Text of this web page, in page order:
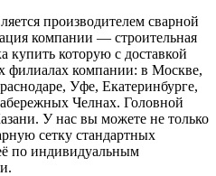
производителем сварной
компании — строительная
купить которую с доставкой
филиалах компании: в Москве,
Уфе, Екатеринбурге,
Челнах. Головной
У нас вы можете не только
сетку стандартных
по индивидуальным